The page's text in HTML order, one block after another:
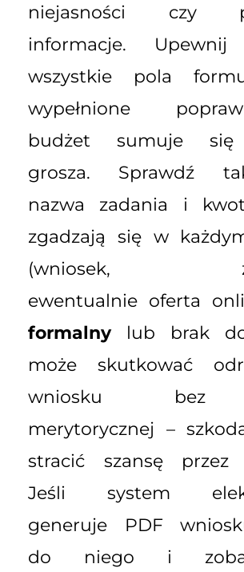
niejasności czy
informacje.
wszystkie pola
wypełnione
budżet sumuje
grosza. Sprawdź
nazwa zadania i
zgadzają się w
(wniosek,
ewentualnie oferta
formalnylub brak
może skutkować
wniosku bez
merytorycznej –
stracić szansę przez
Jeśli system
generuje PDF
do niego i